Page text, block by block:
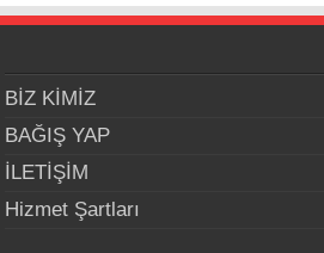
BİZ KİMİZ
BAĞIŞ YAP
İLETİŞİM
Hizmet Şartları